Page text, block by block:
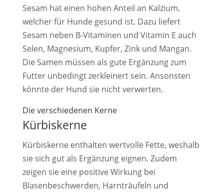
Sesam hat einen hohen Anteil an Kalzium,
welcher für Hunde gesund ist. Dazu liefert
Sesam neben B-Vitaminen und Vitamin E auch
Selen, Magnesium, Kupfer, Zink und Mangan.
Die Samen müssen als gute Ergänzung zum
Futter unbedingt zerkleinert sein. Ansonsten
könnte der Hund sie nicht verwerten.
Die verschiedenen Kerne
Kürbiskerne
Kürbiskerne enthalten wertvolle Fette, weshalb
sie sich gut als Ergänzung eignen. Zudem
zeigen sie eine positive Wirkung bei
Blasenbeschwerden, Harnträufeln und